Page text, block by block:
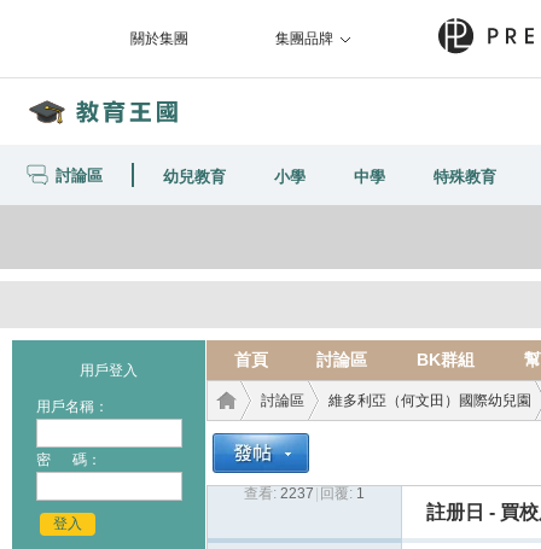
關於集團 集團品牌
討論區 幼兒教育 小學 中學 特殊教育
用戶登入
用戶名稱：
密 碼：
登入
首頁 討論區 BK群組
討論區
›
維多利亞（何文田）國際幼兒園
›
查看: 2237 回覆: 1
註册日 - 買